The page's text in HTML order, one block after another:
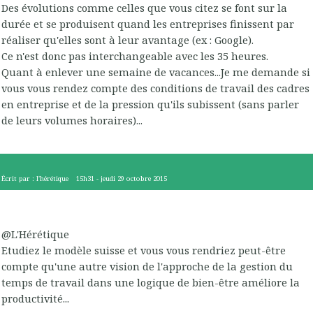
Des évolutions comme celles que vous citez se font sur la
durée et se produisent quand les entreprises finissent par
réaliser qu'elles sont à leur avantage (ex : Google).
Ce n'est donc pas interchangeable avec les 35 heures.
Quant à enlever une semaine de vacances...Je me demande si
vous vous rendez compte des conditions de travail des cadres
en entreprise et de la pression qu'ils subissent (sans parler
de leurs volumes horaires)...
Écrit par : l'hérétique 15h31 -jeudi 29 octobre 2015
@L'Hérétique
Etudiez le modèle suisse et vous vous rendriez peut-être
compte qu'une autre vision de l'approche de la gestion du
temps de travail dans une logique de bien-être améliore la
productivité...